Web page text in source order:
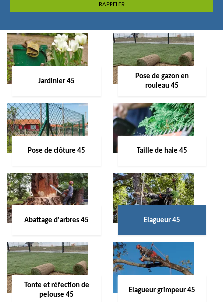
Jardinier 45
Pose de gazon en
rouleau 45
Pose de clôture 45 Taille de haie 45
Abattage d'arbres 45 Elagueur 45
Tonte et réfection de
pelouse 45
Elagueur grimpeur 45